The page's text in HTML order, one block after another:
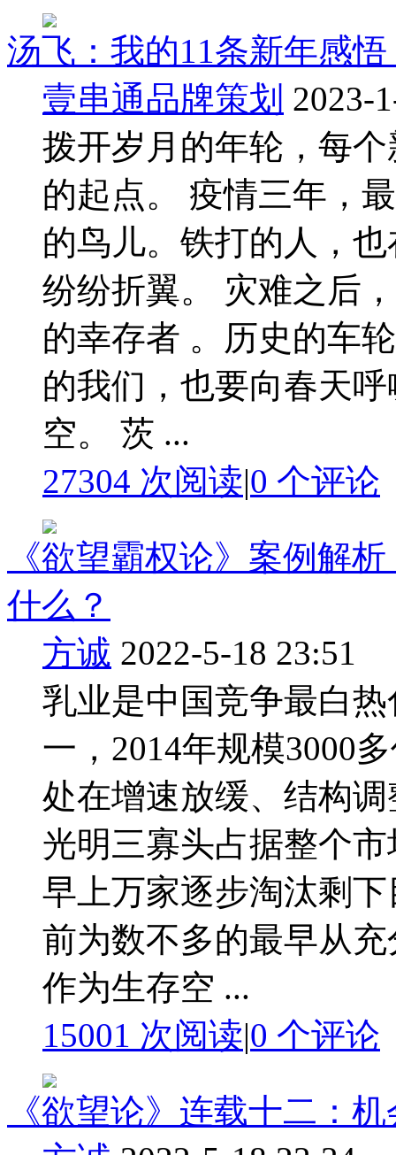
汤飞：我的11条新年感
壹串通品牌策划 2023-
拨开岁月的年轮，每
的起点。 疫情三年，
的鸟儿。铁打的人，
纷纷折翼。 灾难之后
的幸存者 。历史的车
的我们，也要向春天
空。 茨 ...
27304 次阅读|0 个评论
《欲望霸权论》案例解
什么？
方诚 2022-5-18 23:51
乳业是中国竞争最白
一，2014年规模3000
处在增速放缓、结构
光明三寡头占据整个
早上万家逐步淘汰剩
前为数不多的最早从
作为生存空 ...
15001 次阅读|0 个评论
《欲望论》连载十二：